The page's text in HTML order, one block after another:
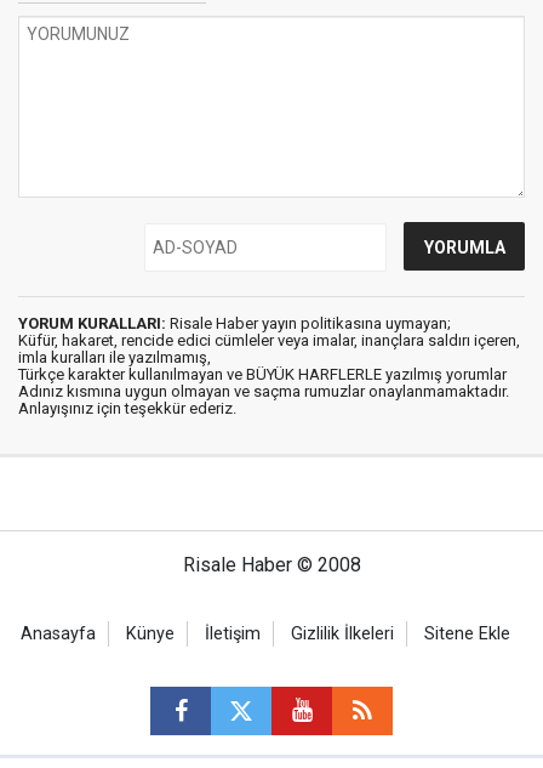
YORUM KURALLARI: Risale Haber yayın politikasına uymayan;
Küfür, hakaret, rencide edici cümleler veya imalar, inançlara saldırı içeren,
imla kuralları ile yazılmamış,
Türkçe karakter kullanılmayan ve BÜYÜK HARFLERLE yazılmış yorumlar
Adınız kısmına uygun olmayan ve saçma rumuzlar onaylanmamaktadır.
Anlayışınız için teşekkür ederiz.
Risale Haber © 2008
Anasayfa Künye İletişim Gizlilik İlkeleri Sitene Ekle